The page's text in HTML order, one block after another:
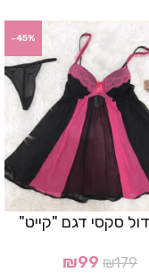
-45%
דול סקסי דגם "קייט"
₪179
₪99